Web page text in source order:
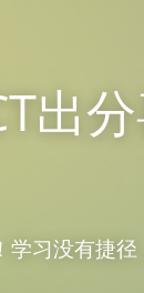
出
学习没有捷